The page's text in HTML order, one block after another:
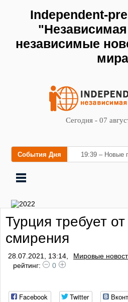
Independent-
независимые
мира
Сегодня - 07
События Дня 19:39 – Новые
флебологии:
открылся
Турция требует
смирения
28.07.2021, 13:14, Мировые
рейтинг:
0
Facebook Twitter